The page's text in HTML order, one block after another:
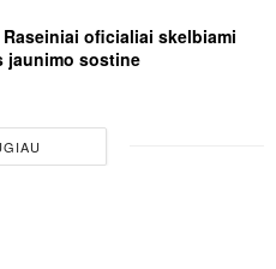
oficialiai skelbiami
jaunimo sostine